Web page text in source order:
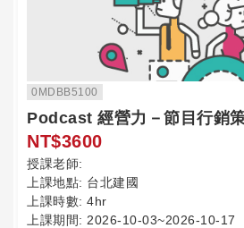
0MDBB5100
Podcast 經營力－節目行銷
NT$3600
授課老師:
上課地點: 台北建國
上課時數: 4hr
上課期間: 2026-10-03~2026-10-17